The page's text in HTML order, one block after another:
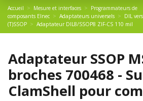
Accueil Mesure et interfaces
Programmateurs de
composants Elnec
Adaptateurs universels
DIL vers
(T)SSOP
Adaptateur DIL8/SSOP8 ZIF-CS 110 mil
Adaptateur SSOP
broches 700468 -
ClamShell pour